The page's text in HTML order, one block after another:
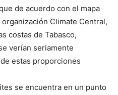
de acuerdo con el mapa
Climate Central,
costas de Tabasco,
verían seriamente
estas proporciones
se encuentra en un punto